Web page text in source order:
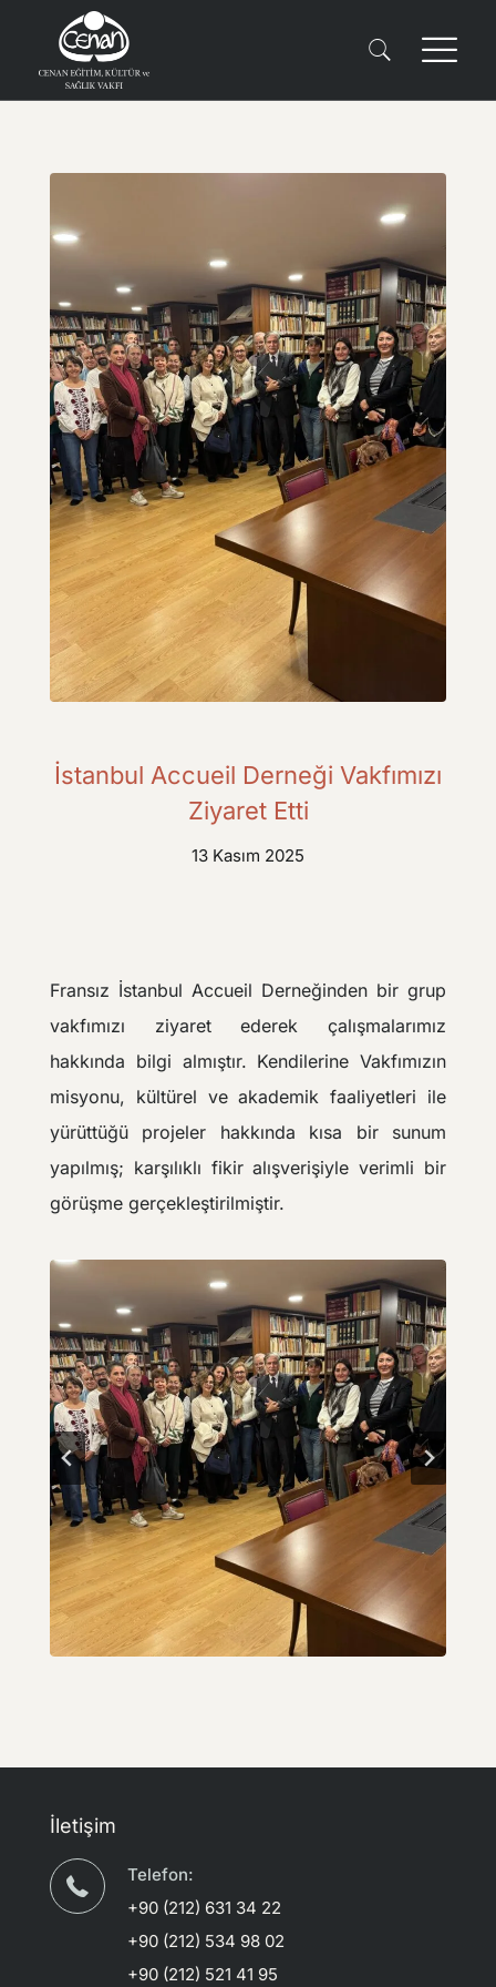
İstanbul Accueil Derneği Vakfımızı
Ziyaret Etti
13 Kasım 2025
Fransız İstanbul Accueil Derneğinden bir grup
vakfımızı ziyaret ederek çalışmalarımız
hakkında bilgi almıştır. Kendilerine Vakfımızın
misyonu, kültürel ve akademik faaliyetleri ile
yürüttüğü projeler hakkında kısa bir sunum
yapılmış; karşılıklı fikir alışverişiyle verimli bir
görüşme gerçekleştirilmiştir.
İletişim
Telefon:
+90 (212) 631 34 22
+90 (212) 534 98 02
+90 (212) 521 41 95